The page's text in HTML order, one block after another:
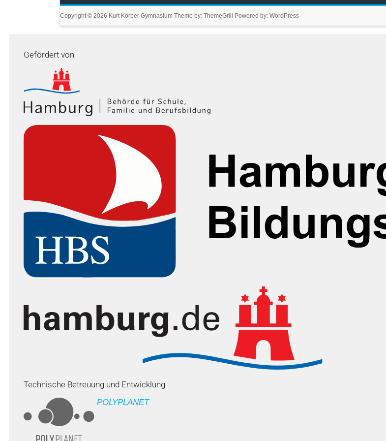
Copyright © 2026 Kurt Körber Gymnasium Theme by: ThemeGrill Powered by: WordPress
Gefördert von
Technische Betreuung und Entwicklung
POLYPLANET